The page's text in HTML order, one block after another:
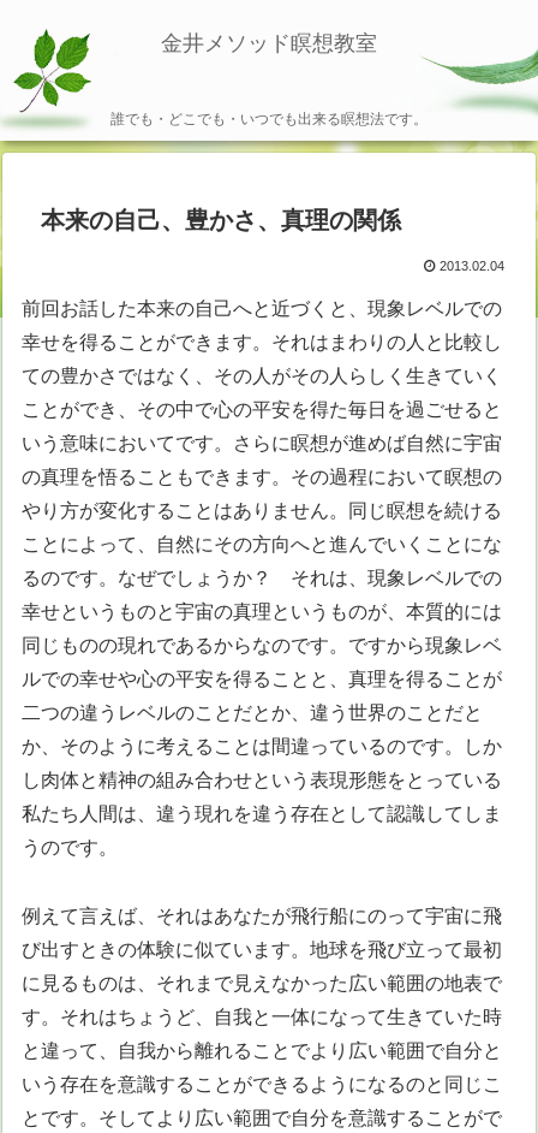
金井メソッド瞑想教室
誰でも・どこでも・いつでも出来る瞑想法です。
本来の自己、豊かさ、真理の関係
2013.02.04
前回お話した本来の自己へと近づくと、現象レベルでの
幸せを得ることができます。それはまわりの人と比較し
ての豊かさではなく、その人がその人らしく生きていく
ことができ、その中で心の平安を得た毎日を過ごせると
いう意味においてです。さらに瞑想が進めば自然に宇宙
の真理を悟ることもできます。その過程において瞑想の
やり方が変化することはありません。同じ瞑想を続ける
ことによって、自然にその方向へと進んでいくことにな
るのです。なぜでしょうか？ それは、現象レベルでの
幸せというものと宇宙の真理というものが、本質的には
同じものの現れであるからなのです。ですから現象レベ
ルでの幸せや心の平安を得ることと、真理を得ることが
二つの違うレベルのことだとか、違う世界のことだと
か、そのように考えることは間違っているのです。しか
し肉体と精神の組み合わせという表現形態をとっている
私たち人間は、違う現れを違う存在として認識してしま
うのです。
例えて言えば、それはあなたが飛行船にのって宇宙に飛
び出すときの体験に似ています。地球を飛び立って最初
に見るものは、それまで見えなかった広い範囲の地表で
す。それはちょうど、自我と一体になって生きていた時
と違って、自我から離れることでより広い範囲で自分と
いう存在を意識することができるようになるのと同じこ
とです。そしてより広い範囲で自分を意識することがで